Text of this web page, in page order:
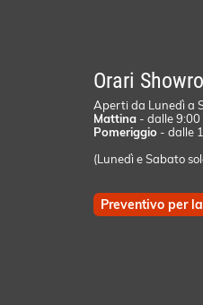
Orari
Aperti da Lunedì a
Mattina - dalle 9:00
Pomeriggio - dalle
(Lunedì e Sabato
Preventivo per